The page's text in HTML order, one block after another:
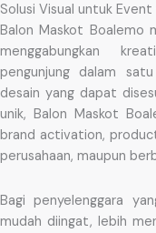
Solusi Visual untuk
Balon Maskot Boalemo
menggabungkan
pengunjung dalam
desain yang dapat
unik, Balon Maskot
brand activation,
perusahaan, maupun
Bagi penyelenggara
mudah diingat, lebih